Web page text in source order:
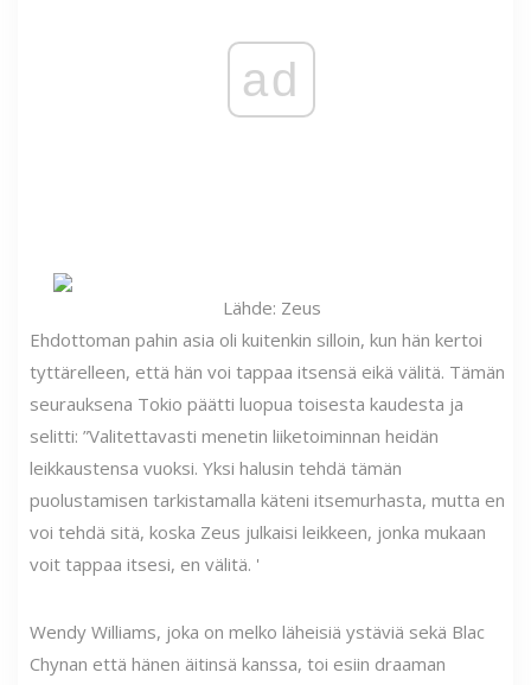
ad
Lähde: Zeus
Ehdottoman pahin asia oli kuitenkin silloin, kun hän kertoi
tyttärelleen, että hän voi tappaa itsensä eikä välitä. Tämän
seurauksena Tokio päätti luopua toisesta kaudesta ja
selitti: ”Valitettavasti menetin liiketoiminnan heidän
leikkaustensa vuoksi. Yksi halusin tehdä tämän
puolustamisen tarkistamalla käteni itsemurhasta, mutta en
voi tehdä sitä, koska Zeus julkaisi leikkeen, jonka mukaan
voit tappaa itsesi, en välitä. '
Wendy Williams, joka on melko läheisiä ystäviä sekä Blac
Chynan että hänen äitinsä kanssa, toi esiin draaman